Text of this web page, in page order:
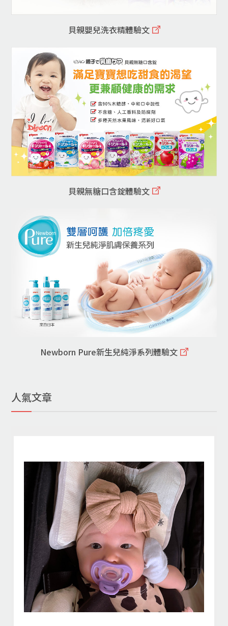
貝親嬰兒洗衣精體驗文
貝親無糖口含錠體驗文
Newborn Pure新生兒純淨系列體驗文
人氣文章